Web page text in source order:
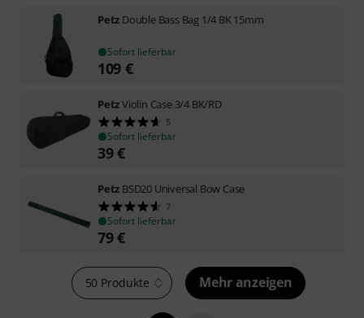
Petz Double Bass Bag 1/4 BK 15mm
Sofort lieferbar
109 €
PetzViolin Case 3/4 BK/RD
5
Sofort lieferbar
39€
Petz BSD20 Universal Bow Case
7
Sofort lieferbar
79€
50 Produkte Mehr anzeigen